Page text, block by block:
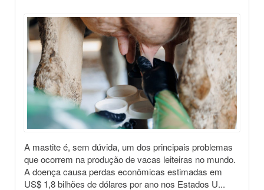
A mastite é, sem dúvida, um dos principais problemas
que ocorrem na produção de vacas leiteiras no mundo.
A doença causa perdas econômicas estimadas em
US$ 1,8 bilhões de dólares por ano nos Estados U...